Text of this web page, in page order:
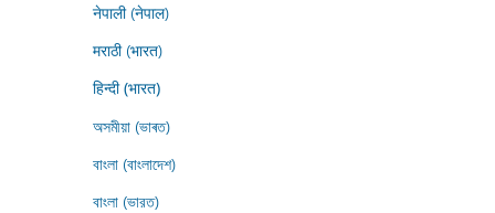
नेपाली (नेपाल)
मराठी (भारत)
हिन्दी (भारत)
অসমীয়া (ভাৰত)
বাংলা (বাংলাদেশ)
বাংলা (ভারত)